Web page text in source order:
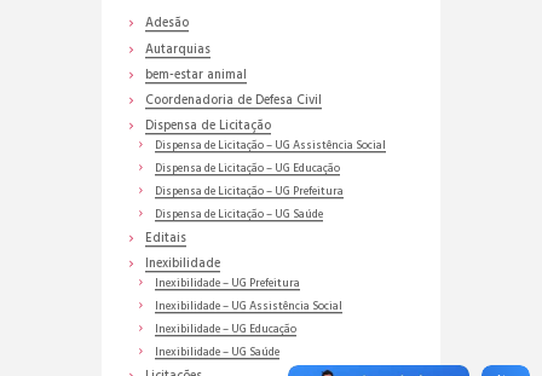
Adesão
Autarquias
bem-estar animal
Coordenadoria de Defesa Civil
Dispensa de Licitação
Dispensa de Licitação – UG Assistência Social
Dispensa de Licitação – UG Educação
Dispensa de Licitação – UG Prefeitura
Dispensa de Licitação – UG Saúde
Editais
Inexibilidade
Inexibilidade – UG Prefeitura
Inexibilidade – UG Assistência Social
Inexibilidade – UG Educação
Inexibilidade – UG Saúde